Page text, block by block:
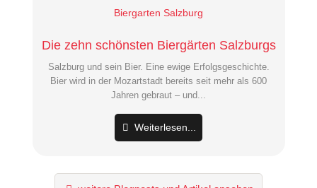
Die zehn schönsten Biergärten Salzburgs
Biergarten Salzburg
Salzburg und sein Bier. Eine ewige Erfolgsgeschichte.
Bier wird in der Mozartstadt bereits seit mehr als 600
Jahren gebraut – und...
Weiterlesen...